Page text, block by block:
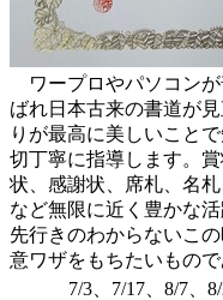
ワープロやパソコンが
ばれ日本古来の書道が
りが最高に美しいこと
切丁寧に指導します。
状、感謝状、席札、名
など無限に近く豊かな
先行きのわからないこ
意ワザをもちたいもので
7/3、7/17、8/7、